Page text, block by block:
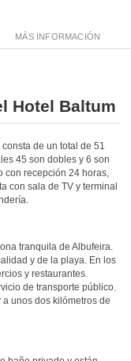
MÁS INFORMACIÓN
Hotel Baltum
de un total de 51
45 son dobles y 6 son
con recepción 24 horas,
con sala de TV y terminal
tranquila de Albufeira.
y de la playa. En los
y restaurantes.
de transporte público.
unos dos kilómetros de